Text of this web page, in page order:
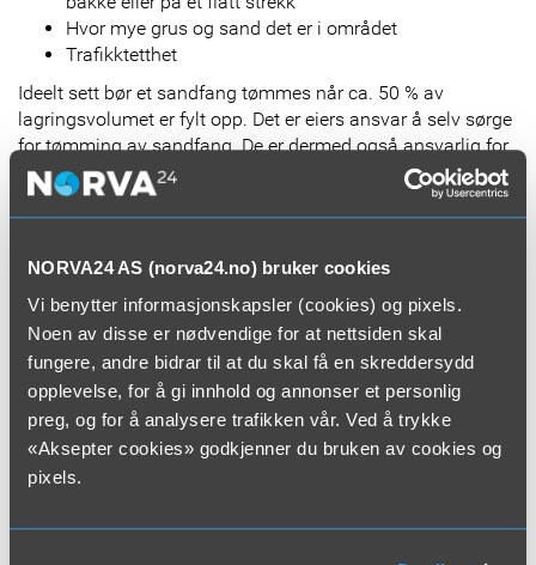
NORVA24 AS (norva24.no) bruker cookies
Vi benytter informasjonskapsler (cookies) og pixels.
Noen av disse er nødvendige for at nettsiden skal
fungere, andre bidrar til at du skal få en skreddersydd
opplevelse, for å gi innhold og annonser et personlig
preg, og for å analysere trafikken vår. Ved å trykke
«Aksepter cookies» godkjenner du bruken av cookies og
pixels.
Hvor mye grus og sand det er i området
Trafikktetthet
Ideelt sett bør et sandfang tømmes når ca. 50 % av
lagringsvolumet er fylt opp. Det er eiers ansvar å selv sørge
for tømming av sandfang. De er dermed også ansvarlig for
eventuelle skader som følge av fullt sandfang – som kan
medføre erstatningsansvar eller bøter.
4. Alle hus bør vaskes hvert år
Den årlige husvasken er ikke bare viktig for en pen og
innbydende fasade, men også en av de viktigste
investeringene du gjør i borettslagets vedlikehold. Alle
hus/rekkehus bør få en årlig husvask.
Klimaendringene har ført til økt nedbør og fuktigere vær og
dersom du ikke er flink med utvendig rengjøring.